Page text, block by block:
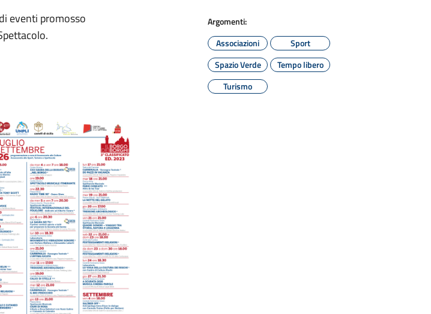
eventi promosso
Argomenti:
Associazioni
Sport
Spazio Verde
Tempo libero
Turismo